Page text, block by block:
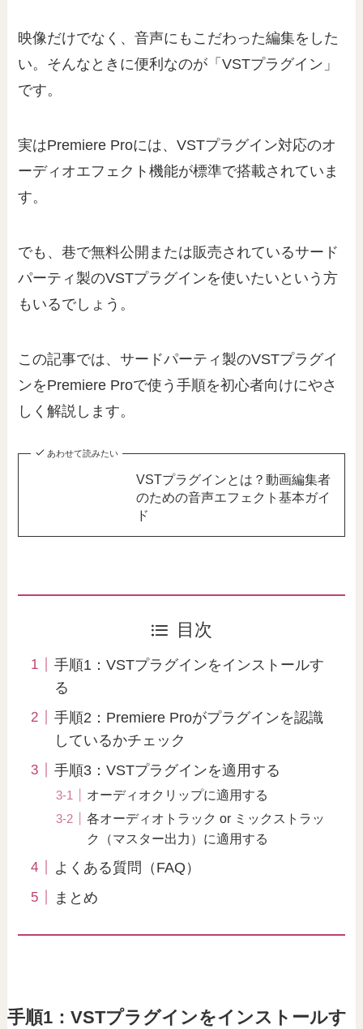
映像だけでなく、音声にもこだわった編集をした
い。そんなときに便利なのが「VSTプラグイン」
です。
実はPremiere Proには、VSTプラグイン対応のオ
ーディオエフェクト機能が標準で搭載されていま
す。
でも、巷で無料公開または販売されているサード
パーティ製のVSTプラグインを使いたいという方
もいるでしょう。
この記事では、サードパーティ製のVSTプラグイ
ンをPremiere Proで使う手順を初心者向けにやさ
しく解説します。
あわせて読みたい
VSTプラグインとは？動画編集者
のための音声エフェクト基本ガイ
ド
目次
手順1：VSTプラグインをインストールす
る
手順2：Premiere Proがプラグインを認識
しているかチェック
手順3：VSTプラグインを適用する
オーディオクリップに適用する
各オーディオトラック or ミックストラッ
ク（マスター出力）に適用する
よくある質問（FAQ）
まとめ
手順1：VSTプラグインをインストールす